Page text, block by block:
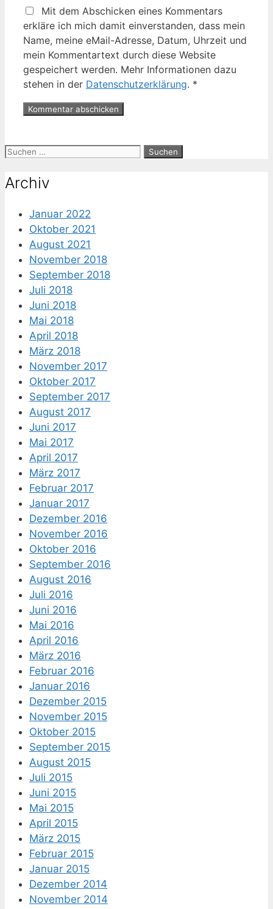
Mit dem Abschicken eines Kommentars
erkläre ich mich damit einverstanden, dass mein
Name, meine eMail-Adresse, Datum, Uhrzeit und
mein Kommentartext durch diese Website
gespeichert werden. Mehr Informationen dazu
stehen in der Datenschutzerklärung. *
Suche
Archiv
Januar 2022
Oktober 2021
August 2021
November 2018
September 2018
Juli 2018
Juni 2018
Mai 2018
April 2018
März 2018
November 2017
Oktober 2017
September 2017
August 2017
Juni 2017
Mai 2017
April 2017
März 2017
Februar 2017
Januar 2017
Dezember 2016
November 2016
Oktober 2016
September 2016
August 2016
Juli 2016
Juni 2016
Mai 2016
April 2016
März 2016
Februar 2016
Januar 2016
Dezember 2015
November 2015
Oktober 2015
September 2015
August 2015
Juli 2015
Juni 2015
Mai 2015
April 2015
März 2015
Februar 2015
Januar 2015
Dezember 2014
November 2014